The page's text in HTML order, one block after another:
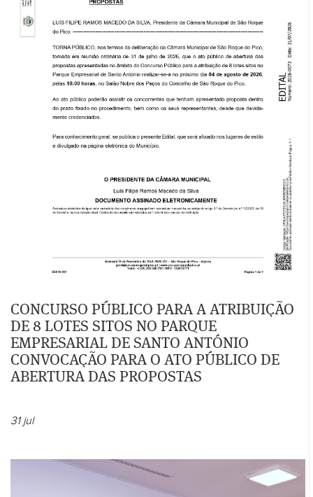
CONCURSO PÚBLICO PARA A ATRIBUIÇÃO
DE 8 LOTES SITOS NO PARQUE
EMPRESARIAL DE SANTO ANTÓNIO
CONVOCAÇÃO PARA O ATO PÚBLICO DE
ABERTURA DAS PROPOSTAS
31 jul